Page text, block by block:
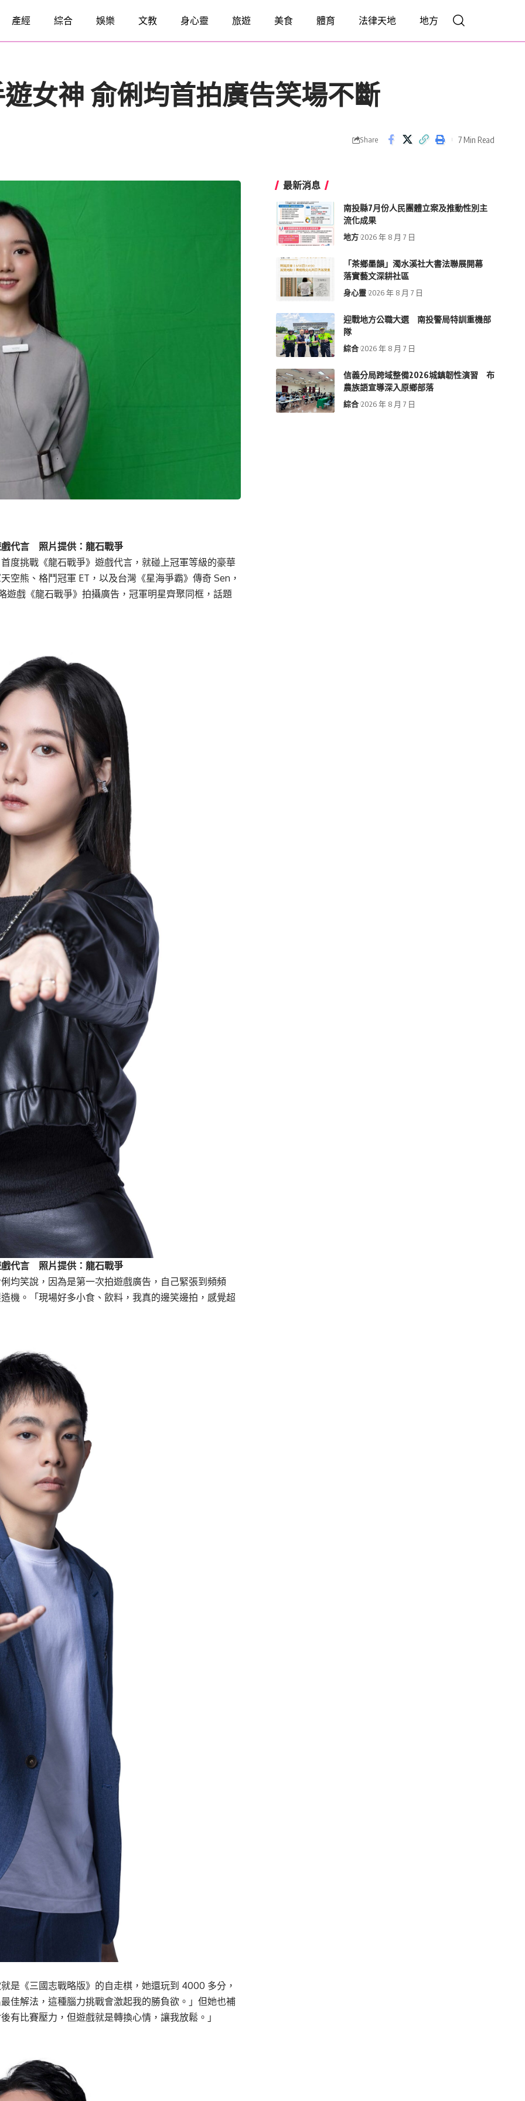
產經 綜合 娛樂 文教 身心靈 旅遊 美食 體育 法律天地 地方
女神 俞俐均首拍廣告笑場不斷
Share 7 Min Read
戲代言 照片提供：龍石戰爭
度挑戰《龍石戰爭》遊戲代言，就碰上冠軍等級的豪華
空熊、格鬥冠軍 ET，以及台灣《星海爭霸》傳奇 Sen，
遊戲《龍石戰爭》拍攝廣告，冠軍明星齊聚同框，話題
戲代言 照片提供：龍石戰爭
笑說，因為是第一次拍遊戲廣告，自己緊張到頻頻
機。「現場好多小食、飲料，我真的邊笑邊拍，感覺超
《三國志戰略版》的自走棋，她還玩到 4000 多分，
佳解法，這種腦力挑戰會激起我的勝負欲。」但她也補
有比賽壓力，但遊戲就是轉換心情，讓我放鬆。」
最新消息
南投縣7月份人民團體立案及推動性別主
流化成果
地方 2026 年 8 月 7 日
「茶鄉墨韻」濁水溪社大書法聯展開幕
落實藝文深耕社區
身心靈 2026 年 8 月 7 日
迎戰地方公職大選 南投警局特訓重機部
隊
綜合 2026 年 8 月 7 日
信義分局跨域整備2026城鎮韌性演習 布
農族語宣導深入原鄉部落
綜合 2026 年 8 月 7 日